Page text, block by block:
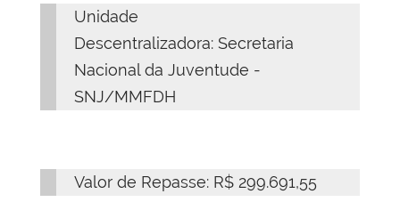
Unidade
Descentralizadora: Secretaria
Nacional da Juventude -
SNJ/MMFDH
Valor de Repasse: R$ 299.691,55